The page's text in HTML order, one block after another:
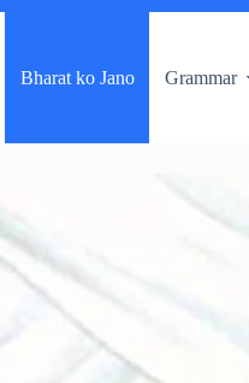
Bharat ko Jano Grammar